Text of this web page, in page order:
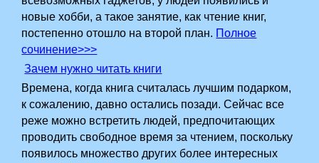
новые хобби, а такое занятие, как чтение книг,
постепенно отошло на второй план. Полное
сочинение>>>
Зачем нужно читать книги
Времена, когда книга считалась лучшим подарком,
к сожалению, давно остались позади. Сейчас все
реже можно встретить людей, предпочитающих
проводить свободное время за чтением, поскольку
появилось множество других более интересных